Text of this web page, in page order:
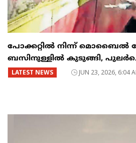
പോക്കറ്റിൽ നിന്ന്
ബസിനുള്ളിൽ കുടുങ്ങി,
LATEST NEWS JUN 23, 2026, 6:04